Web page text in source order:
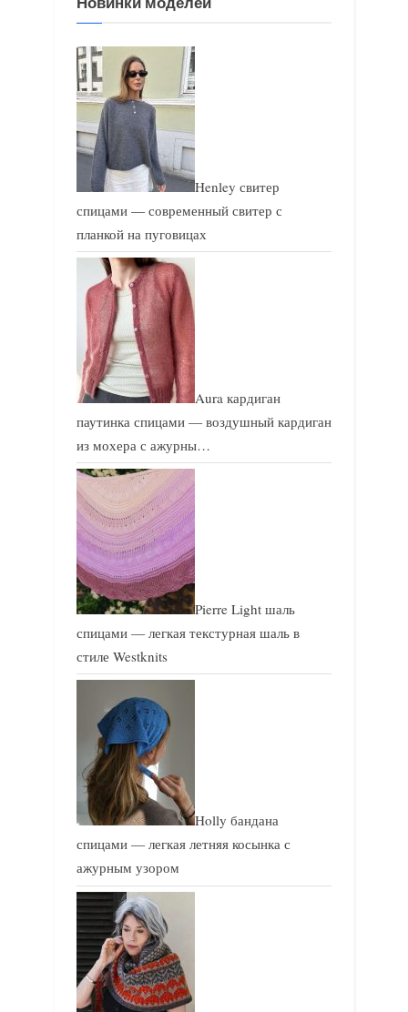
а
ь
:
Henley свитер
спицами — современный свитер с
планкой на пуговицах
Aura кардиган
паутинка спицами — воздушный кардиган
из мохера с ажурны…
Pierre Light шаль
спицами — легкая текстурная шаль в
стиле Westknits
Holly бандана
спицами — легкая летняя косынка с
ажурным узором